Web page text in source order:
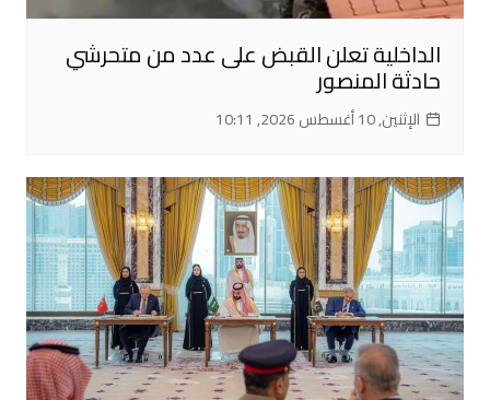
الداخلية تعلن القبض على عدد من متحرشي
حادثة المنصور
الإثنين, 10 أغسطس 2026, 10:11